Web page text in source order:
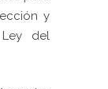
y
del